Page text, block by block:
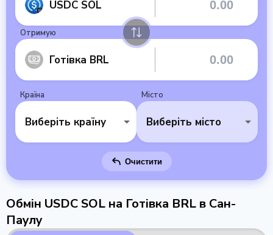
USDC SOL
Отримую
Готівка BRL
Країна
Виберіть країну
Місто
Виберіть місто
Очистити
Обмін USDC SOL на Готівка BRL в Сан-
Паулу